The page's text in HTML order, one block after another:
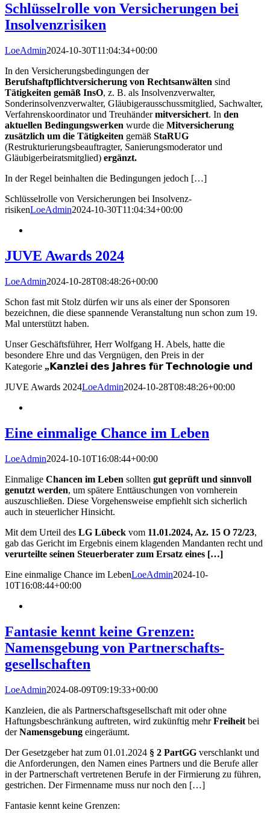
Schlüssel­rolle von Versicherungen bei
Insolvenz­risiken
LoeAdmin2024-10-30T11:04:34+00:00
In den Versicherungsbedingungen der
Berufshaftpflichtversicherung von Rechtsanwälten sind
Tätigkeiten gemäß InsO, z. B. als Insolvenzverwalter,
Sonderinsolvenzverwalter, Gläubigerausschussmitglied, Sachwalter,
Verfahrenskoordinator und Treuhändermitversichert. In den
aktuellen Bedingungswerken wurde die Mitversicherung
zusätzlich um die Tätigkeiten gemäß StaRUG
(Restrukturierungsbeauftragter, Sanierungsmoderator und
Gläubigerbeiratsmitglied) ergänzt.
In der Regel beinhalten die Bedingungen jedoch […]
Schlüssel­rolle von Versicherungen bei Insolvenz­
risikenLoeAdmin2024-10-30T11:04:34+00:00
JUVE Awards 2024
LoeAdmin2024-10-28T08:48:26+00:00
Schon fast mit Stolz dürfen wir uns als einer der Sponsoren
bezeichnen, die diese spannende Veranstaltung nun schon zum 19.
Mal unterstützt haben.
Unser Geschäftsführer, Herr Wolfgang H. Abels, hatte die
besondere Ehre und das Vergnügen, den Preis in der
Kategorie „ 𝗞𝗮𝗻𝘇𝗹𝗲𝗶 𝗱𝗲𝘀 𝗝𝗮𝗵𝗿𝗲𝘀 𝗳ü𝗿 𝗧𝗲𝗰𝗵𝗻𝗼𝗹𝗼𝗴𝗶𝗲 𝘂𝗻𝗱
JUVE Awards 2024LoeAdmin2024-10-28T08:48:26+00:00
Eine einmalige Chance im Leben
LoeAdmin2024-10-10T16:08:44+00:00
Einmalige Chancen im Leben sollten gut geprüft und sinnvoll
genutzt werden, um spätere Enttäuschungen von vornherein
auszuschließen. Diese Vorgehensweise empfiehlt sich sicherlich
auch in steuerlicher Hinsicht.
Mit dem Urteil des LG Lübeck vom 11.01.2024, Az. 15 O 72/23,
gab das Gericht im Ergebnis einem klagenden Mandanten recht und
verurteilte seinen Steuerberater zum Ersatz eines […]
Eine einmalige Chance im LebenLoeAdmin2024-10-
10T16:08:44+00:00
Fantasie kennt keine Grenzen:
Namens­gebung von Partnerschafts­
gesellschaften
LoeAdmin2024-08-09T09:19:33+00:00
Kanzleien, die als Partnerschaftsgesellschaft mit oder ohne
Haftungsbeschränkung auftreten, wird zukünftig mehrFreiheit bei
derNamensgebung eingeräumt.
Der Gesetzgeber hat zum 01.01.2024 § 2 PartGG verschlankt und
die Anforderungen, den Namen eines Partners und die Berufe aller
in der Partnerschaft vertretenen Berufe in der Firmierung zu führen,
gestrichen. Der Firmenname muss nur noch den […]
Fantasie kennt keine Grenzen: